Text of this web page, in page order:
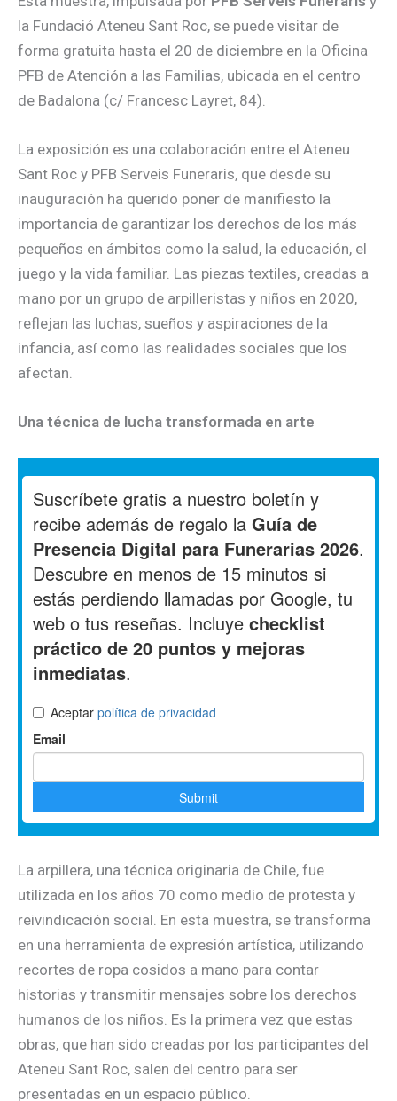
la Fundació Ateneu Sant Roc, se puede visitar de
forma gratuita hasta el 20 de diciembre en la Oficina
PFB de Atención a las Familias, ubicada en el centro
de Badalona (c/ Francesc Layret, 84).
La exposición es una colaboración entre el Ateneu
Sant Roc y PFB Serveis Funeraris, que desde su
inauguración ha querido poner de manifiesto la
importancia de garantizar los derechos de los más
pequeños en ámbitos como la salud, la educación, el
juego y la vida familiar. Las piezas textiles, creadas a
mano por un grupo de arpilleristas y niños en 2020,
reflejan las luchas, sueños y aspiraciones de la
infancia, así como las realidades sociales que los
afectan.
Una técnica de lucha transformada en arte
La arpillera, una técnica originaria de Chile, fue
utilizada en los años 70 como medio de protesta y
reivindicación social. En esta muestra, se transforma
en una herramienta de expresión artística, utilizando
recortes de ropa cosidos a mano para contar
historias y transmitir mensajes sobre los derechos
humanos de los niños. Es la primera vez que estas
obras, que han sido creadas por los participantes del
Ateneu Sant Roc, salen del centro para ser
presentadas en un espacio público.